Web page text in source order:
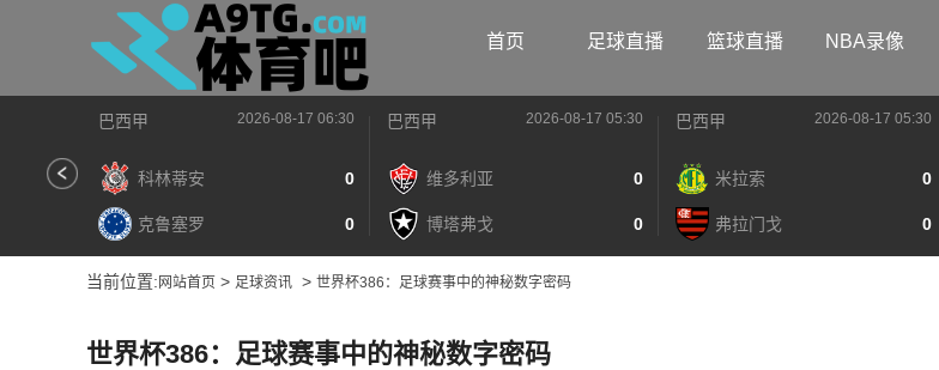
首页 足球直播 篮球直播 NBA录像
巴西甲 2026-08-17 06:30
科林蒂安 0
克鲁塞罗 0
巴西甲 2026-08-17 05:30
维多利亚 0
博塔弗戈 0
巴西甲 2026-08-17 05:30
米拉索 0
弗拉门戈 0
当前位置: 网站首页 > 足球资讯 > 世界杯386：足球赛事中的神秘数字密码
世界杯386：足球赛事中的神秘数字密码